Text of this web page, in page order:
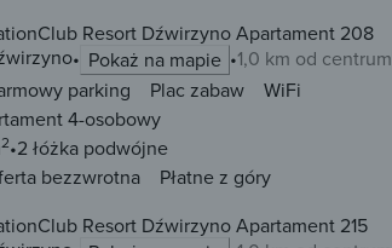
Resort Dźwirzyno Apartament 208
Pokaż na mapie 1,0 km od centrum
parking
Plac zabaw
WiFi
4-osobowy
2 2 łóżka podwójne
bezzwrotna
Płatne z góry
Resort Dźwirzyno Apartament 215